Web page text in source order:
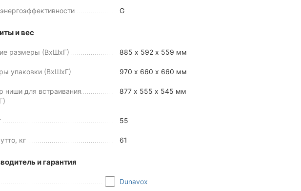
G
и вес
размеры (ВхШхГ) 885 x 592 x 559 мм
упаковки (ВхШхГ) 970 x 660 x 660 мм
ниши для встраивания
877 х 555 х 545 мм
55
кг 61
и гарантия
Dunavox